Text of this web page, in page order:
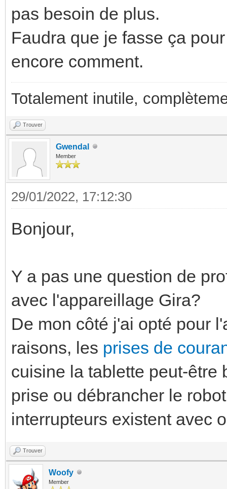
pas besoin de plus.
Faudra que je fasse ça
encore comment.
Totalement inutile,
Trouver
Gwendal
Member
29/01/2022, 17:12:30
Bonjour,
Y a pas une question de
avec l'appareillage Gira?
De mon côté j'ai opté pour
raisons, les prises de
cuisine la tablette peut-être
prise ou débrancher le
interrupteurs existent avec
Trouver
Woofy
Member